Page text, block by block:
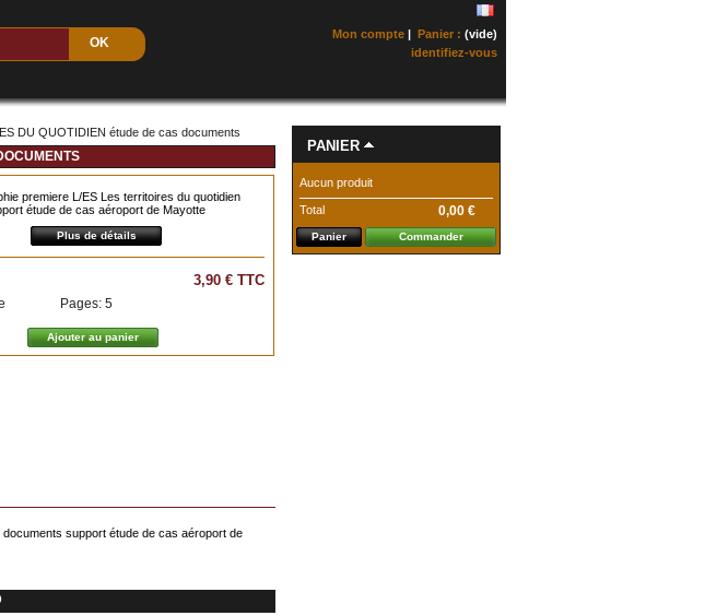
Mon compte | Panier : (vide)
identifiez-vous
DU QUOTIDIEN étude de cas documents
premiere L/ES Les territoires du quotidien
étude de cas aéroport de Mayotte
Plus de détails
3,90 € TTC
Pages: 5
support étude de cas aéroport de
PANIER
Aucun produit
Total 0,00 €
Panier Commander